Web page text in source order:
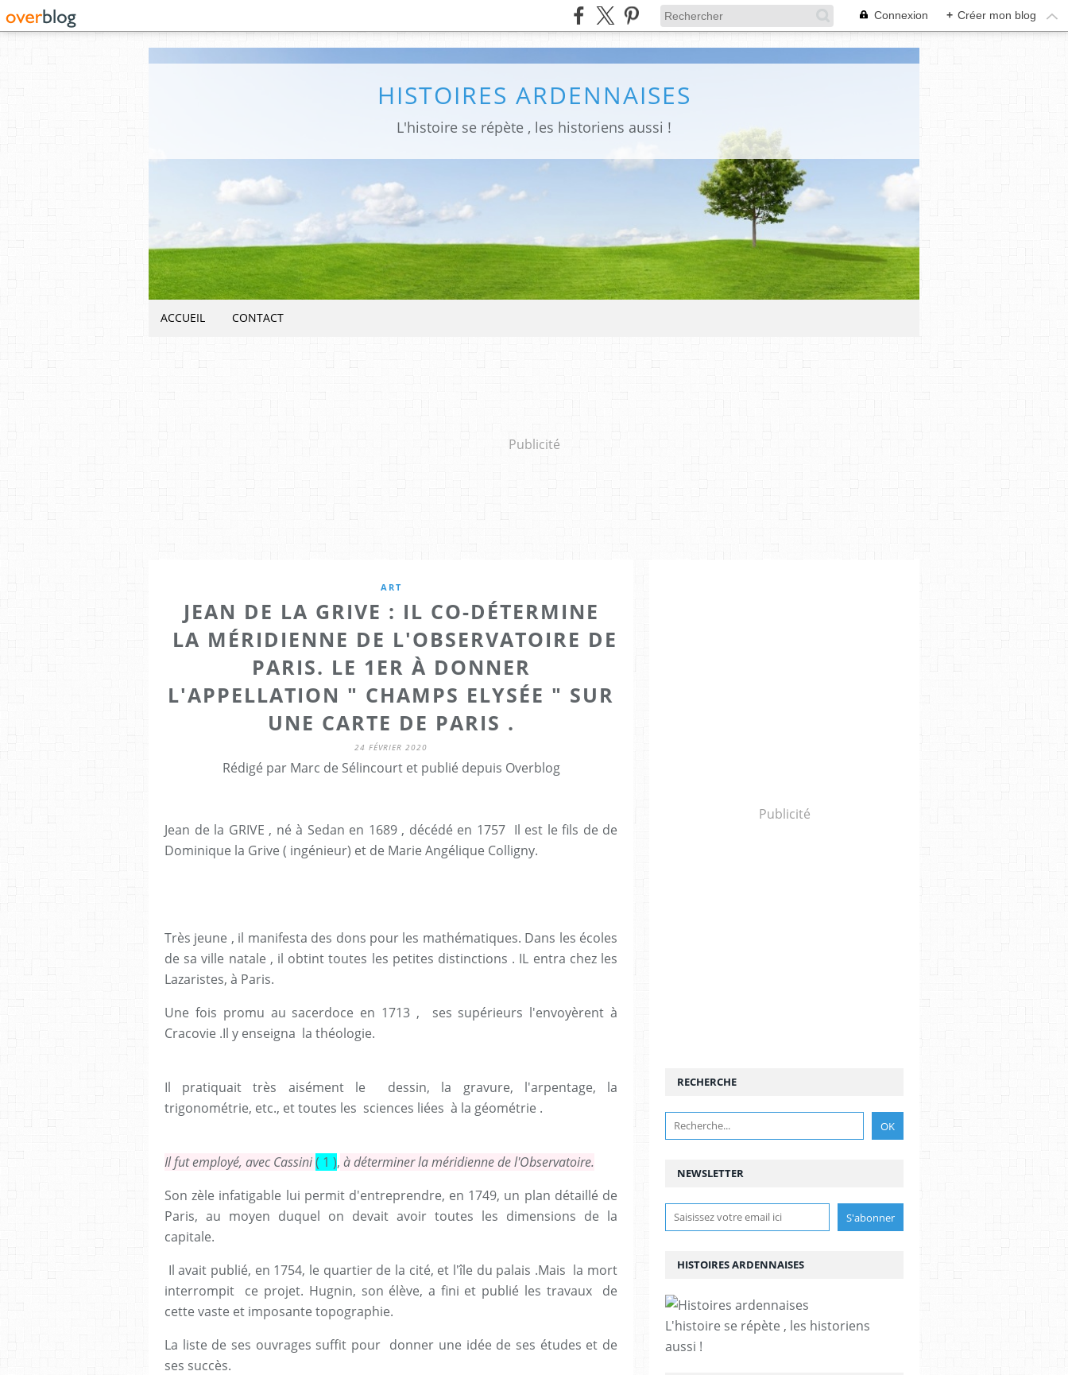
Connexion + Créer mon blog
HISTOIRES ARDENNAISES
L'histoire se répète , les historiens aussi !
ACCUEIL CONTACT
Publicité
ART
JEAN DE LA GRIVE : IL CO-DÉTERMINE
LA MÉRIDIENNE DE L'OBSERVATOIRE DE
PARIS. LE 1ER À DONNER
L'APPELLATION " CHAMPS ELYSÉE " SUR
UNE CARTE DE PARIS .
24 FÉVRIER 2020
Rédigé par Marc de Sélincourt et publié depuis Overblog
Jean de la GRIVE , né à Sedan en 1689 , décédé en 1757 Il est le fils de de
Dominique la Grive ( ingénieur) et de Marie Angélique Colligny.
Très jeune , il manifesta des dons pour les mathématiques. Dans les écoles
de sa ville natale , il obtint toutes les petites distinctions . IL entra chez les
Lazaristes, à Paris.
Une fois promu au sacerdoce en 1713 , ses supérieurs l'envoyèrent à
Cracovie .Il y enseigna la théologie.
Il pratiquait très aisément le dessin, la gravure, l'arpentage, la
trigonométrie, etc., et toutes les sciences liées à la géométrie .
Il fut employé, avec Cassini( 1 ), à déterminer la méridienne de l'Observatoire.
Son zèle infatigable lui permit d'entreprendre, en 1749, un plan détaillé de
Paris, au moyen duquel on devait avoir toutes les dimensions de la
capitale.
Il avait publié, en 1754, le quartier de la cité, et l'île du palais .Mais la mort
interrompit ce projet. Hugnin, son élève, a fini et publié les travaux de
cette vaste et imposante topographie.
La liste de ses ouvrages suffit pour donner une idée de ses études et de
ses succès.
Publicité
NEWSLETTER
RECHERCHE
HISTOIRES ARDENNAISES
L'histoire se répète , les historiens
aussi !